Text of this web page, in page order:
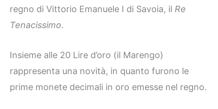
regno di Vittorio Emanuele I di Savoia, il Re
Tenacissimo.
Insieme alle 20 Lire d’oro (il Marengo)
rappresenta una novità, in quanto furono le
prime monete decimali in oro emesse nel regno.